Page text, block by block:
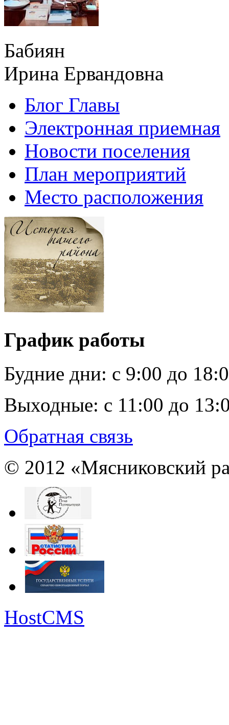
Бабиян
Ирина Ервандовна
Блог Главы
Электронная приемная
Новости поселения
План мероприятий
Место расположения
График работы
Будние дни: c 9:00 до
Выходные: с 11:00 до
Обратная связь
© 2012 «Мясниковский
HostCMS